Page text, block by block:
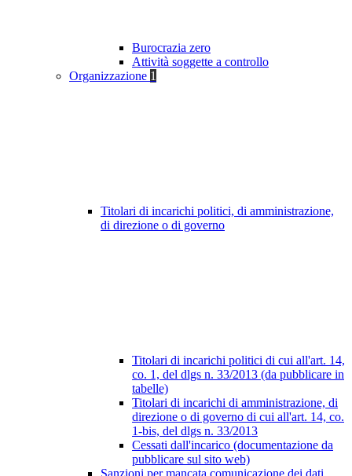
Burocrazia zero
Attività soggette a controllo
Organizzazione 1
Titolari di incarichi politici, di amministrazione,
di direzione o di governo
Titolari di incarichi politici di cui all'art. 14,
co. 1, del dlgs n. 33/2013 (da pubblicare in
tabelle)
Titolari di incarichi di amministrazione, di
direzione o di governo di cui all'art. 14, co.
1-bis, del dlgs n. 33/2013
Cessati dall'incarico (documentazione da
pubblicare sul sito web)